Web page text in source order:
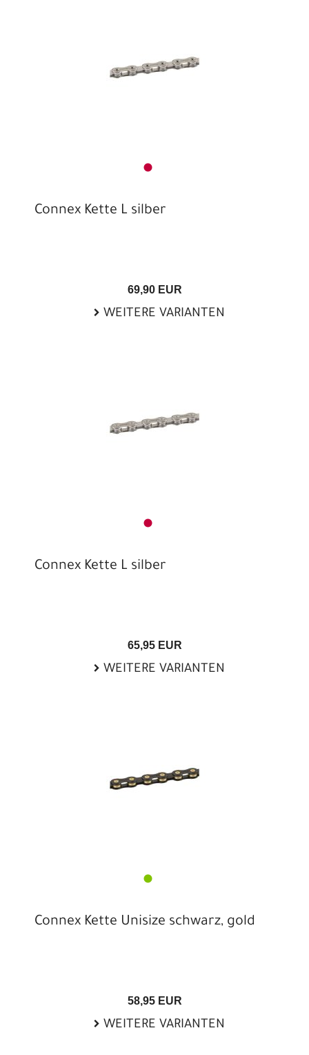
Connex Kette L silber
69,90 EUR
WEITERE VARIANTEN
Connex Kette L silber
65,95 EUR
WEITERE VARIANTEN
Connex Kette Unisize schwarz, gold
58,95 EUR
WEITERE VARIANTEN